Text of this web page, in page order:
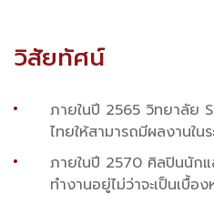
วิสัยทัศน์
ภายในปี 2565 วิทยาลัย
ไทยให้สามารถมีผลงานใน
ภายในปี 2570 ศิลปินนัก
ทำงานอยู่ไม่ว่าจะเป็นเบื้อ